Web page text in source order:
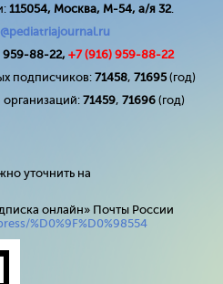
115054, Москва, М-54, а/я 32.
959-88-22, +7 (916) 959-88-22
подписчиков: 71458, 71695(год)
71459, 71696 (год)
уточнить на
онлайн» Почты России
%D0%9F%D0%98554